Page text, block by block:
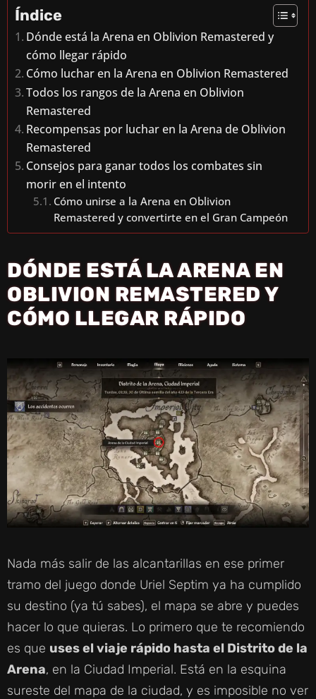
Índice
Dónde está la Arena en Oblivion Remastered y
cómo llegar rápido
Cómo luchar en la Arena en Oblivion Remastered
Todos los rangos de la Arena en Oblivion
Remastered
Recompensas por luchar en la Arena de Oblivion
Remastered
Consejos para ganar todos los combates sin
morir en el intento
Cómo unirse a la Arena en Oblivion
Remastered y convertirte en el Gran Campeón
DÓNDE ESTÁ LA ARENA EN
OBLIVION REMASTERED Y
CÓMO LLEGAR RÁPIDO
Nada más salir de las alcantarillas en ese primer
tramo del juego donde Uriel Septim ya ha cumplido
su destino (ya tú sabes), el mapa se abre y puedes
hacer lo que quieras. Lo primero que te recomiendo
es que uses el viaje rápido hasta el Distrito de la
Arena, en la Ciudad Imperial. Está en la esquina
sureste del mapa de la ciudad, y es imposible no ver